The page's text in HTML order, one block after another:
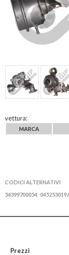
vettura:
MARCA
CODICI ALTERNATIVI
54399700054 045253019J
Prezzi